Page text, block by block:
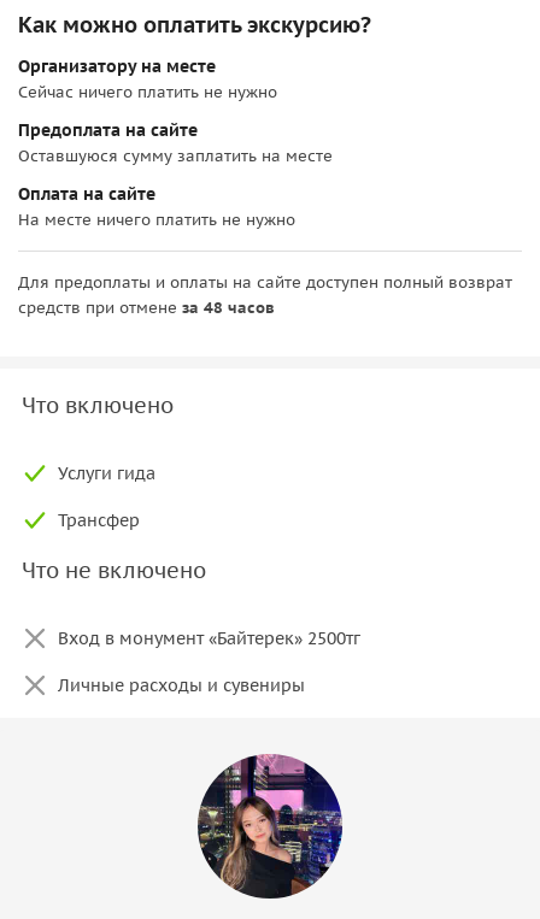
Как можно оплатить экскурсию?
Организатору на месте
Сейчас ничего платить не нужно
Предоплата на сайте
Оставшуюся сумму заплатить на месте
Оплата на сайте
На месте ничего платить не нужно
Для предоплаты и оплаты на сайте доступен полный возврат
средств при отмене за 48 часов
Что включено
Услуги гида
Трансфер
Что не включено
Вход в монумент «Байтерек» 2500тг
Личные расходы и сувениры